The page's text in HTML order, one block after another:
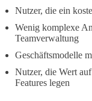
Nutzer, die ein
Wenig komplexe
Teamverwaltung
Geschäftsmodelle
Nutzer, die Wert
Features legen